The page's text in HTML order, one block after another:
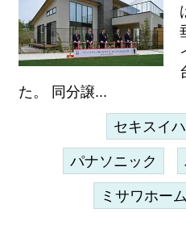
た。 同分譲...
セキスイ
パナソニック
ミサワホーム